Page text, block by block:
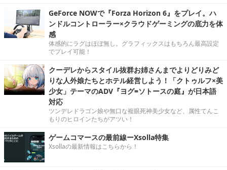
GeForce NOWで『Forza Horizon 6』をプレイ。ハ
ンドルコントローラー×クラウドゲーミングの底力を体
感
体感的にラグはほぼ無し。グラフィックスはもちろん最高設定
でプレイ可能！
クーデレからスタイル抜群お姉さんまでよりどりみど
りな人外娘たちとホテル経営しよう！「クトゥルフ×美
少女」テーマのADV『ヨグ=ソトースの庭』が日本語
対応
ツンデレドラゴン娘や無口な複眼死神美少女など、属性てんこ
もりのヒロインたちがアツい！
ゲームコマースの最前線ーXsolla特集
Xsollaの最新情報はこちらから！